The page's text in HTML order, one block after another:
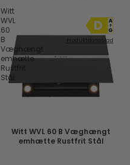
Witt
WVL
60
B
Væghængt
emhætte
Rustfrit
Stål
Produktdatablad
Witt WVL 60 B Væghængt
emhætte Rustfrit Stål